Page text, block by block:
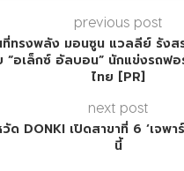
previous post
ที่ทรงพลัง มอนซูน แวลลีย์ รังส
“อเล็กซ์ อัลบอน” นักแข่งรถฟ
ไทย [PR]
next post
ด DONKI เปิดสาขาที่ 6 ‘เจพา
นี้